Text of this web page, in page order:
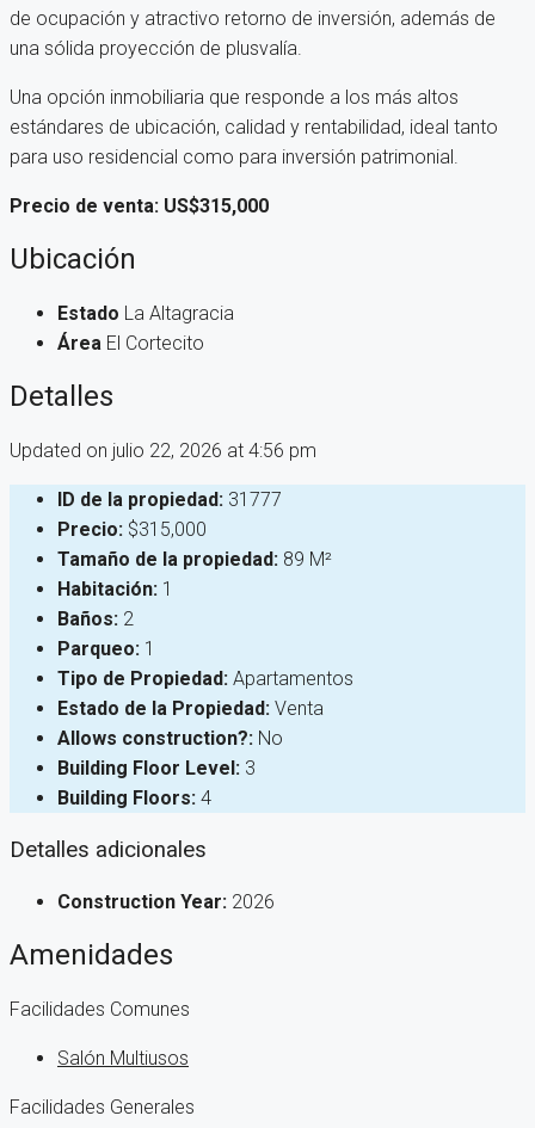
de ocupación y atractivo retorno de inversión, además de
una sólida proyección de plusvalía.
Una opción inmobiliaria que responde a los más altos
estándares de ubicación, calidad y rentabilidad, ideal tanto
para uso residencial como para inversión patrimonial.
Precio de venta: US$315,000
Ubicación
Estado La Altagracia
Área El Cortecito
Detalles
Updated on julio 22, 2026 at 4:56 pm
ID de la propiedad: 31777
Precio: $315,000
Tamaño de la propiedad: 89 M²
Habitación: 1
Baños: 2
Parqueo: 1
Tipo de Propiedad: Apartamentos
Estado de la Propiedad: Venta
Allows construction?: No
Building Floor Level: 3
Building Floors: 4
Detalles adicionales
Construction Year: 2026
Amenidades
Facilidades Comunes
Salón Multiusos
Facilidades Generales